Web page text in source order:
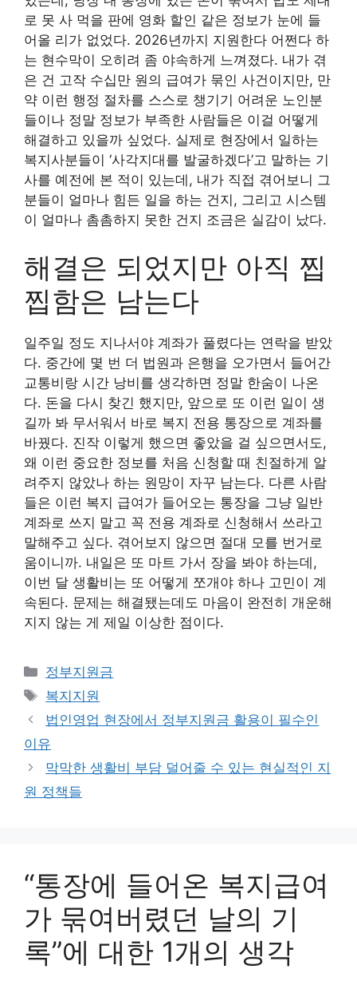
로 못 사 먹을 판에 영화 할인 같은 정보가 눈에 들
어올 리가 없었다. 2026년까지 지원한다 어쩐다 하
는 현수막이 오히려 좀 야속하게 느껴졌다. 내가 겪
은 건 고작 수십만 원의 급여가 묶인 사건이지만, 만
약 이런 행정 절차를 스스로 챙기기 어려운 노인분
들이나 정말 정보가 부족한 사람들은 이걸 어떻게
해결하고 있을까 싶었다. 실제로 현장에서 일하는
복지사분들이 ‘사각지대를 발굴하겠다’고 말하는 기
사를 예전에 본 적이 있는데, 내가 직접 겪어보니 그
분들이 얼마나 힘든 일을 하는 건지, 그리고 시스템
이 얼마나 촘촘하지 못한 건지 조금은 실감이 났다.
해결은 되었지만 아직 찝
찝함은 남는다
일주일 정도 지나서야 계좌가 풀렸다는 연락을 받았
다. 중간에 몇 번 더 법원과 은행을 오가면서 들어간
교통비랑 시간 낭비를 생각하면 정말 한숨이 나온
다. 돈을 다시 찾긴 했지만, 앞으로 또 이런 일이 생
길까 봐 무서워서 바로 복지 전용 통장으로 계좌를
바꿨다. 진작 이렇게 했으면 좋았을 걸 싶으면서도,
왜 이런 중요한 정보를 처음 신청할 때 친절하게 알
려주지 않았나 하는 원망이 자꾸 남는다. 다른 사람
들은 이런 복지 급여가 들어오는 통장을 그냥 일반
계좌로 쓰지 말고 꼭 전용 계좌로 신청해서 쓰라고
말해주고 싶다. 겪어보지 않으면 절대 모를 번거로
움이니까. 내일은 또 마트 가서 장을 봐야 하는데,
이번 달 생활비는 또 어떻게 쪼개야 하나 고민이 계
속된다. 문제는 해결됐는데도 마음이 완전히 개운해
지지 않는 게 제일 이상한 점이다.
카
테
리
정부지원금
태
그
복지지원
법인영업 현장에서 정부지원금 활용이 필수인
이유
막막한 생활비 부담 덜어줄 수 있는 현실적인 지
원 정책들
“통장에 들어온 복지급여
가 묶여버렸던 날의 기
록”에 대한 1개의 생각